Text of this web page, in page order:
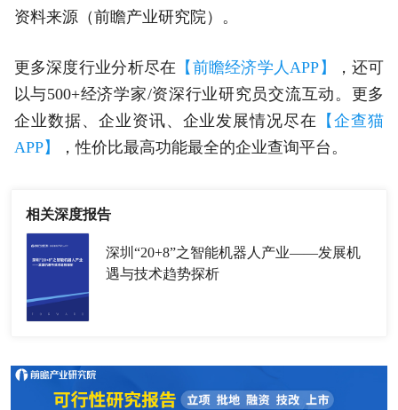
资料来源（前瞻产业研究院）。
更多深度行业分析尽在 【前瞻经济学人APP】
，还可
以与500+经济学家/资深行业研究员交流互动。更多
企业数据、企业资讯、企业发展情况尽在
【企查猫
APP】
，性价比最高功能最全的企业查询平台。
相关深度报告
深圳“20+8”之智能机器人产业——发展机
遇与技术趋势探析